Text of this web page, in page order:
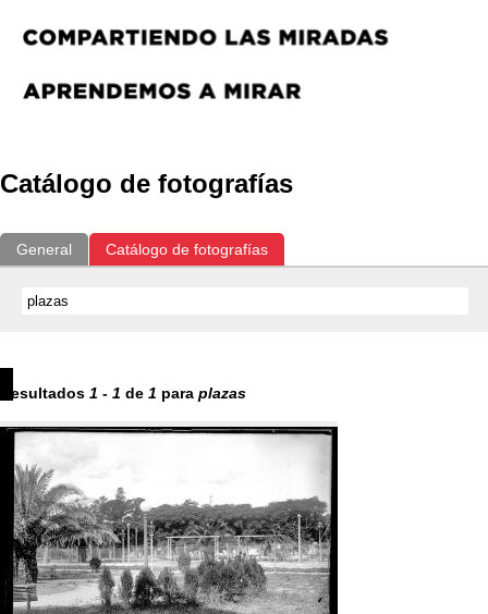
Catálogo de fotografías
General Catálogo de fotografías
Resultados 1 - 1 de 1 para plazas